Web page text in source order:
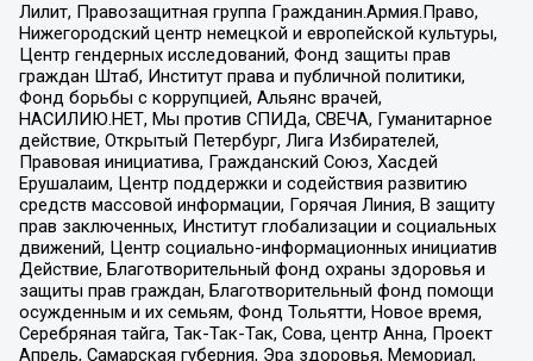
Лилит, Правозащитная группа Гражданин.Армия.Право,
Нижегородский центр немецкой и европейской культуры,
Центр гендерных исследований, Фонд защиты прав
граждан Штаб, Институт права и публичной политики,
Фонд борьбы с коррупцией, Альянс врачей,
НАСИЛИЮ.НЕТ, Мы против СПИДа, СВЕЧА, Гуманитарное
действие, Открытый Петербург, Лига Избирателей,
Правовая инициатива, Гражданский Союз, Хасдей
Ерушалаим, Центр поддержки и содействия развитию
средств массовой информации, Горячая Линия, В защиту
прав заключенных, Институт глобализации и социальных
движений, Центр социально-информационных инициатив
Действие, Благотворительный фонд охраны здоровья и
защиты прав граждан, Благотворительный фонд помощи
осужденным и их семьям, Фонд Тольятти, Новое время,
Серебряная тайга, Так-Так-Так, Сова, центр Анна, Проект
Апрель, Самарская губерния, Эра здоровья, Мемориал,